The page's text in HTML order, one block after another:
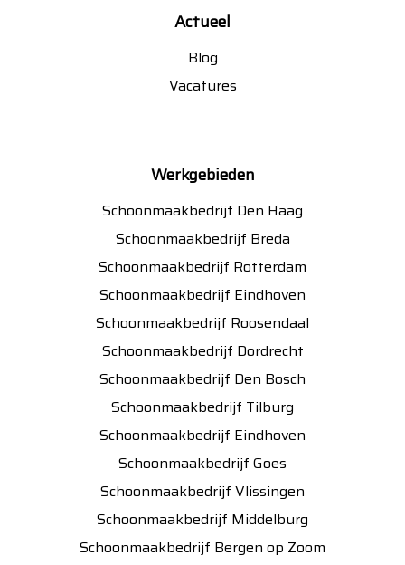
Actueel
Blog
Vacatures
Werkgebieden
Schoonmaakbedrijf Den Haag
Schoonmaakbedrijf Breda
Schoonmaakbedrijf Rotterdam
Schoonmaakbedrijf Eindhoven
Schoonmaakbedrijf Roosendaal
Schoonmaakbedrijf Dordrecht
Schoonmaakbedrijf Den Bosch
Schoonmaakbedrijf Tilburg
Schoonmaakbedrijf Eindhoven
Schoonmaakbedrijf Goes
Schoonmaakbedrijf Vlissingen
Schoonmaakbedrijf Middelburg
Schoonmaakbedrijf Bergen op Zoom